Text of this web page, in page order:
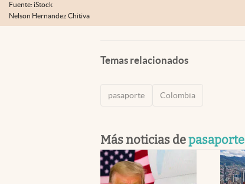
Fuente: iStock
Nelson Hernandez Chitiva
Temas relacionados
pasaporte Colombia
Más noticias depasaporte